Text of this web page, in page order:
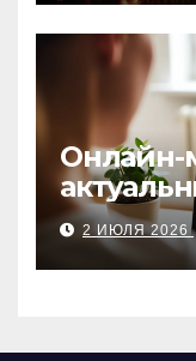
Онлайн-
2 ИЮЛЯ 2026